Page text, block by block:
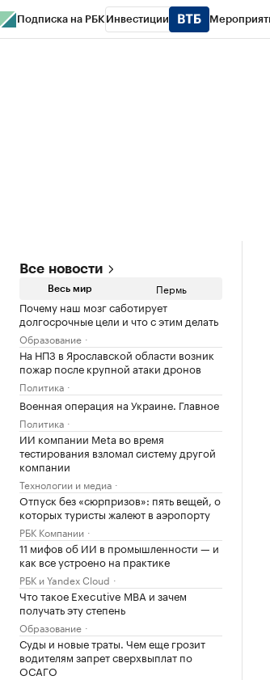
Подписка на РБК Инвестиции
Все новости
Весь мир Пермь
Почему наш мозг саботирует
долгосрочные цели и что с этим делать
Образование
На НПЗ в Ярославской области возник
пожар после крупной атаки дронов
Политика
Военная операция на Украине. Главное
Политика
ИИ компании Meta во время
тестирования взломал систему другой
компании
Технологии и медиа
Отпуск без «сюрпризов»: пять вещей, о
которых туристы жалеют в аэропорту
РБК Компании
11 мифов об ИИ в промышленности — и
как все устроено на практике
РБК и Yandex Cloud
Что такое Executive MBA и зачем
получать эту степень
Образование
Суды и новые траты. Чем еще грозит
водителям запрет сверхвыплат по
ОСАГО